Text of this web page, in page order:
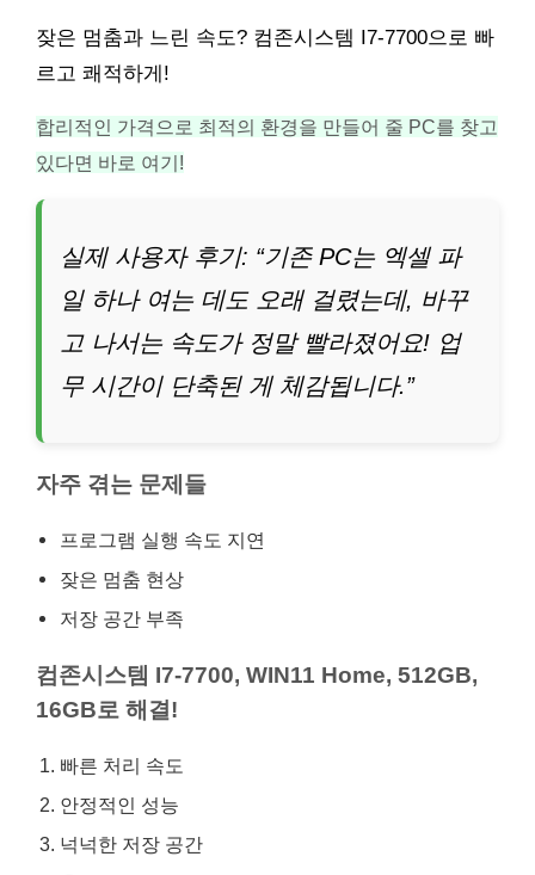
잦은 멈춤과 느린 속도? 컴존시스템 I7-7700으로 빠
르고 쾌적하게!
합리적인 가격으로 최적의 환경을 만들어 줄 PC를 찾고
있다면 바로 여기!
실제 사용자 후기: “기존 PC는 엑셀 파
일 하나 여는 데도 오래 걸렸는데, 바꾸
고 나서는 속도가 정말 빨라졌어요! 업
무 시간이 단축된 게 체감됩니다.”
자주 겪는 문제들
프로그램 실행 속도 지연
잦은 멈춤 현상
저장 공간 부족
컴존시스템 I7-7700, WIN11 Home, 512GB,
16GB로 해결!
빠른 처리 속도
안정적인 성능
넉넉한 저장 공간